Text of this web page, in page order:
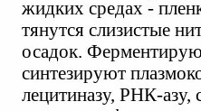
жидких средах -
тянутся слизистые
осадок.
синтезируют
лецитиназу, РНК-